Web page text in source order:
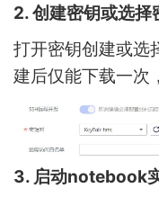
2. 创建密钥或选择
打开密钥创建或选
建后仅能下载一次
3. 启动notebook